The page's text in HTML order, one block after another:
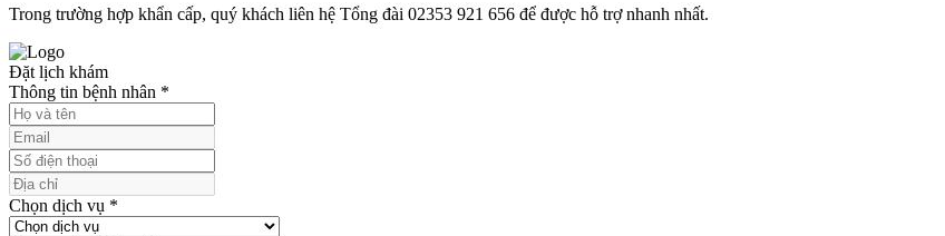
Trong trường hợp khẩn cấp, quý khách liên hệ Tổng đài 02353 921 656 để được hỗ trợ nhanh nhất.
Đặt lịch khám
Thông tin bệnh nhân *
Chọn dịch vụ *